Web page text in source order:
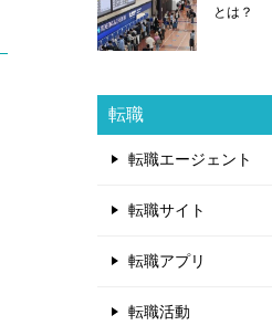
とは？
転職
転職エージェント
転職サイト
転職アプリ
転職活動